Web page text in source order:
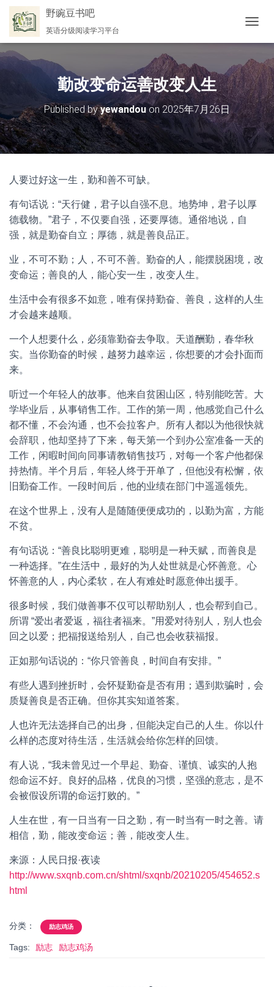
野豌豆书吧
英语分级阅读学习平台
换
航
勤改变命运善改变人生
Published byyewandou on 2025年7月26日
人要过好这一生，勤和善不可缺。
有句话说：“天行健，君子以自强不息。地势坤，君子以厚
德载物。”君子，不仅要自强，还要厚德。通俗地说，自
强，就是勤奋自立；厚德，就是善良品正。
业，不可不勤；人，不可不善。勤奋的人，能摆脱困境，改
变命运；善良的人，能心安一生，改变人生。
生活中会有很多不如意，唯有保持勤奋、善良，这样的人生
才会越来越顺。
一个人想要什么，必须靠勤奋去争取。天道酬勤，春华秋
实。当你勤奋的时候，越努力越幸运，你想要的才会扑面而
来。
听过一个年轻人的故事。他来自贫困山区，特别能吃苦。大
学毕业后，从事销售工作。工作的第一周，他感觉自己什么
都不懂，不会沟通，也不会拉客户。所有人都以为他很快就
会辞职，他却坚持了下来，每天第一个到办公室准备一天的
工作，闲暇时间向同事请教销售技巧，对每一个客户他都保
持热情。半个月后，年轻人终于开单了，但他没有松懈，依
旧勤奋工作。一段时间后，他的业绩在部门中遥遥领先。
在这个世界上，没有人是随随便便成功的，以勤为富，方能
不贫。
有句话说：“善良比聪明更难，聪明是一种天赋，而善良是
一种选择。”在生活中，最好的为人处世就是心怀善意。心
怀善意的人，内心柔软，在人有难处时愿意伸出援手。
很多时候，我们做善事不仅可以帮助别人，也会帮到自己。
所谓 “爱出者爱返，福往者福来。”用爱对待别人，别人也会
回之以爱；把福报送给别人，自己也会收获福报。
正如那句话说的：“你只管善良，时间自有安排。”
有些人遇到挫折时，会怀疑勤奋是否有用；遇到欺骗时，会
质疑善良是否正确。但你其实知道答案。
人也许无法选择自己的出身，但能决定自己的人生。你以什
么样的态度对待生活，生活就会给你怎样的回馈。
有人说，“我未曾见过一个早起、勤奋、谨慎、诚实的人抱
怨命运不好。良好的品格，优良的习惯，坚强的意志，是不
会被假设所谓的命运打败的。”
人生在世，有一日当有一日之勤，有一时当有一时之善。请
相信，勤，能改变命运；善，能改变人生。
来源：人民日报·夜读
http://www.sxqnb.com.cn/shtml/sxqnb/20210205/454652.s
html
分类： 励志鸡汤
Tags: 励志 励志鸡汤